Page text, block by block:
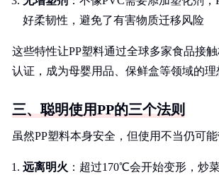
好柔韧性，避免了有害物质迁移风险
这些特性让PP塑料通过全球多家食品接
认证，成为母婴用品、保鲜盒等领域的理
三、聪明使用PP的三个法则
虽然PP塑料本身安全，但使用不当仍可能
远离明火 ：超过170℃会开始变形，炒